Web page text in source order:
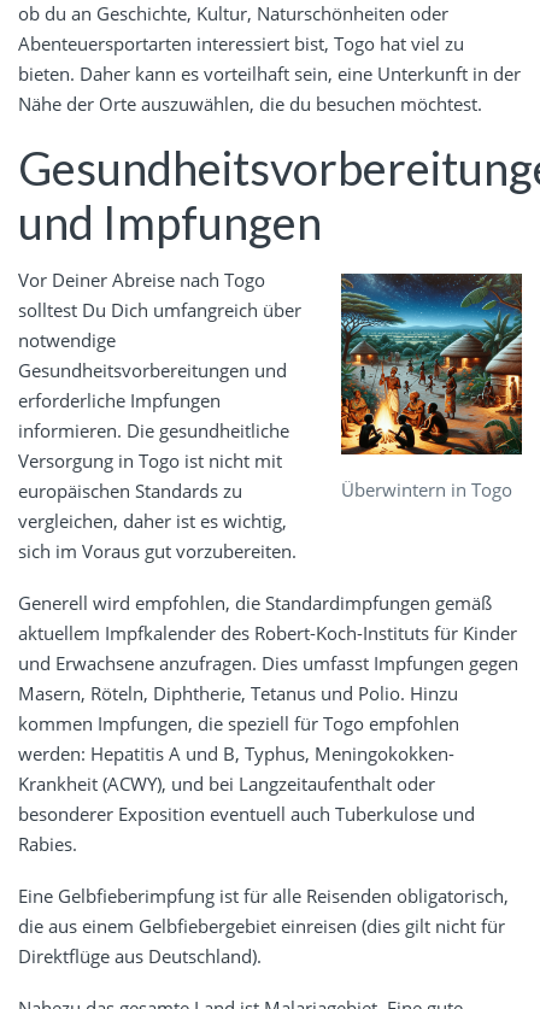
ob du an Geschichte, Kultur, Naturschönheiten oder
Abenteuersportarten interessiert bist, Togo hat viel zu
bieten. Daher kann es vorteilhaft sein, eine Unterkunft in der
Nähe der Orte auszuwählen, die du besuchen möchtest.
und Impfungen
Überwintern in Togo
Vor Deiner Abreise nach Togo
solltest Du Dich umfangreich über
notwendige
Gesundheitsvorbereitungen und
erforderliche Impfungen
informieren. Die gesundheitliche
Versorgung in Togo ist nicht mit
europäischen Standards zu
vergleichen, daher ist es wichtig,
sich im Voraus gut vorzubereiten.
Generell wird empfohlen, die Standardimpfungen gemäß
aktuellem Impfkalender des Robert-Koch-Instituts für Kinder
und Erwachsene anzufragen. Dies umfasst Impfungen gegen
Masern, Röteln, Diphtherie, Tetanus und Polio. Hinzu
kommen Impfungen, die speziell für Togo empfohlen
werden: Hepatitis A und B, Typhus, Meningokokken-
Krankheit (ACWY), und bei Langzeitaufenthalt oder
besonderer Exposition eventuell auch Tuberkulose und
Rabies.
Eine Gelbfieberimpfung ist für alle Reisenden obligatorisch,
die aus einem Gelbfiebergebiet einreisen (dies gilt nicht für
Direktflüge aus Deutschland).